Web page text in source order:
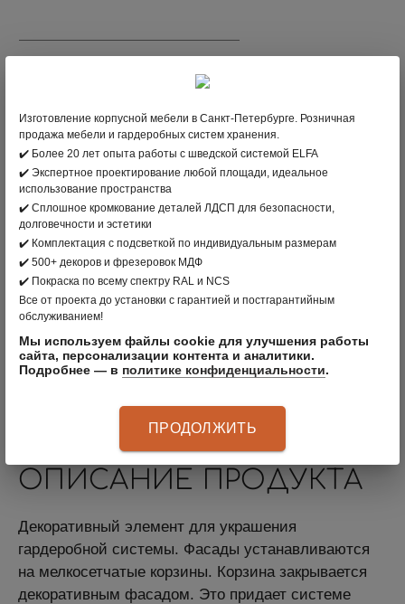
6 006;
В КОРЗИНУ
вернуться в раздел
ПРОИЗВОДИТЕЛЬ:CLÄDER
ЦВЕТ: ПЛАТИНА
МАТЕРИАЛ:
ОПИСАНИЕ ПРОДУКТА
Декоративный элемент для украшения
гардеробной системы. Фасады устанавливаются
на мелкосетчатые корзины. Корзина закрывается
декоративным фасадом. Это придает системе
Изготовление корпусной мебели в Санкт-Петербурге. Розничная
продажа мебели и гардеробных систем хранения.
✔️ Более 20 лет опыта работы с шведской системой ELFA
✔️ Экспертное проектирование любой площади, идеальное
использование пространства
✔️ Сплошное кромкование деталей ЛДСП для безопасности,
долговечности и эстетики
✔️ Комплектация с подсветкой по индивидуальным размерам
✔️ 500+ декоров и фрезеровок МДФ
✔️ Покраска по всему спектру RAL и NCS
Все от проекта до установки с гарантией и постгарантийным
обслуживанием!
Мы используем файлы cookie для улучшения работы
сайта, персонализации контента и аналитики.
Подробнее — в политике конфиденциальности.
ПРОДОЛЖИТЬ